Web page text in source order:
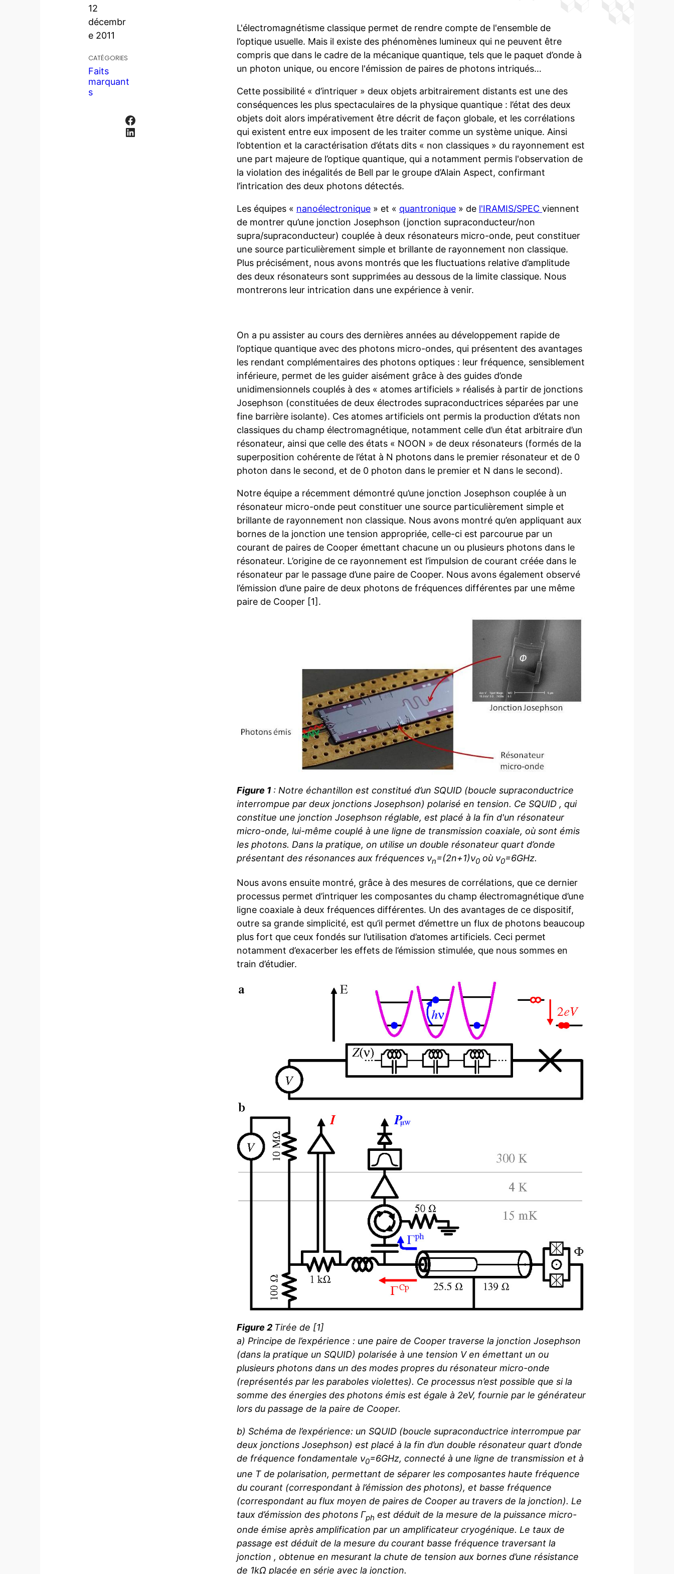
12
décembr
e 2011
CATÉGORIES
Faits
marquant
s
Facebook
LinkedIn
L'électromagnétisme classique permet de rendre compte de l'ensemble de
l’optique usuelle. Mais il existe des phénomènes lumineux qui ne peuvent être
compris que dans le cadre de la mécanique quantique, tels que le paquet d’onde à
un photon unique, ou encore l'émission de paires de photons intriqués…
Cette possibilité « d’intriquer » deux objets arbitrairement distants est une des
conséquences les plus spectaculaires de la physique quantique : l’état des deux
objets doit alors impérativement être décrit de façon globale, et les corrélations
qui existent entre eux imposent de les traiter comme un système unique. Ainsi
l’obtention et la caractérisation d’états dits « non classiques » du rayonnement est
une part majeure de l’optique quantique, qui a notamment permis l'observation de
la violation des inégalités de Bell par le groupe d’Alain Aspect, confirmant
l’intrication des deux photons détectés.
Les équipes « nanoélectronique » et « quantronique » de l'IRAMIS/SPEC viennent
de montrer qu’une jonction Josephson (jonction supraconducteur/non
supra/supraconducteur) couplée à deux résonateurs micro-onde, peut constituer
une source particulièrement simple et brillante de rayonnement non classique.
Plus précisément, nous avons montrés que les fluctuations relative d’amplitude
des deux résonateurs sont supprimées au dessous de la limite classique. Nous
montrerons leur intrication dans une expérience à venir.
On a pu assister au cours des dernières années au développement rapide de
l’optique quantique avec des photons micro-ondes, qui présentent des avantages
les rendant complémentaires des photons optiques : leur fréquence, sensiblement
inférieure, permet de les guider aisément grâce à des guides d’onde
unidimensionnels couplés à des « atomes artificiels » réalisés à partir de jonctions
Josephson (constituées de deux électrodes supraconductrices séparées par une
fine barrière isolante). Ces atomes artificiels ont permis la production d’états non
classiques du champ électromagnétique, notamment celle d’un état arbitraire d’un
résonateur, ainsi que celle des états « NOON » de deux résonateurs (formés de la
superposition cohérente de l’état à N photons dans le premier résonateur et de 0
photon dans le second, et de 0 photon dans le premier et N dans le second).
Notre équipe a récemment démontré qu’une jonction Josephson couplée à un
résonateur micro-onde peut constituer une source particulièrement simple et
brillante de rayonnement non classique. Nous avons montré qu’en appliquant aux
bornes de la jonction une tension appropriée, celle-ci est parcourue par un
courant de paires de Cooper émettant chacune un ou plusieurs photons dans le
résonateur. L’origine de ce rayonnement est l’impulsion de courant créée dans le
résonateur par le passage d’une paire de Cooper. Nous avons également observé
l’émission d’une paire de deux photons de fréquences différentes par une même
paire de Cooper [1].
Figure 1 : Notre échantillon est constitué d’un SQUID (boucle supraconductrice
interrompue par deux jonctions Josephson) polarisé en tension. Ce SQUID , qui
constitue une jonction Josephson réglable, est placé à la fin d'un résonateur
micro-onde, lui-même couplé à une ligne de transmission coaxiale, où sont émis
les photons. Dans la pratique, on utilise un double résonateur quart d’onde
présentant des résonances aux fréquences νn=(2n+1)ν0 où ν0=6GHz.
Nous avons ensuite montré, grâce à des mesures de corrélations, que ce dernier
processus permet d’intriquer les composantes du champ électromagnétique d’une
ligne coaxiale à deux fréquences différentes. Un des avantages de ce dispositif,
outre sa grande simplicité, est qu’il permet d’émettre un flux de photons beaucoup
plus fort que ceux fondés sur l’utilisation d’atomes artificiels. Ceci permet
notamment d’exacerber les effets de l’émission stimulée, que nous sommes en
train d’étudier.
Figure 2 Tirée de [1]
a) Principe de l’expérience : une paire de Cooper traverse la jonction Josephson
(dans la pratique un SQUID) polarisée à une tension V en émettant un ou
plusieurs photons dans un des modes propres du résonateur micro-onde
(représentés par les paraboles violettes). Ce processus n’est possible que si la
somme des énergies des photons émis est égale à 2eV, fournie par le générateur
lors du passage de la paire de Cooper.
b) Schéma de l’expérience: un SQUID (boucle supraconductrice interrompue par
deux jonctions Josephson) est placé à la fin d’un double résonateur quart d’onde
de fréquence fondamentale ν0=6GHz, connecté à une ligne de transmission et à
une T de polarisation, permettant de séparer les composantes haute fréquence
du courant (correspondant à l’émission des photons), et basse fréquence
(correspondant au flux moyen de paires de Cooper au travers de la jonction). Le
taux d’émission des photons Γph est déduit de la mesure de la puissance micro-
onde émise après amplification par un amplificateur cryogénique. Le taux de
passage est déduit de la mesure du courant basse fréquence traversant la
jonction , obtenue en mesurant la chute de tension aux bornes d’une résistance
de 1kΩ placée en série avec la jonction.